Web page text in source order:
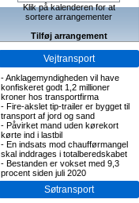
Klik på kalenderen for at
sortere arrangementer
Tilføj arrangement
Vejtransport
-Anklagemyndigheden vil have
konfiskeret godt 1,2 millioner
kroner hos transportfirma
- Fire-akslet tip-trailer er bygget til
transport af jord og sand
- Påvirket mand uden kørekort
kørte ind i lastbil
- En indsats mod chaufførmangel
skal inddrages i totalberedskabet
- Bestanden er vokset med 9,3
procent siden juli 2020
Søtransport